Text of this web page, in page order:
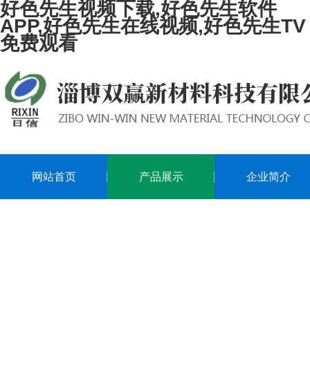
好色先生视频下载,好色先生软件
APP,好色先生在线视频,好色先生TV
免费观看
网站首页 产品展示 企业简介